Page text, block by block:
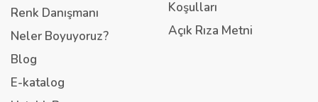
Renk Danışmanı
Neler Boyuyoruz?
Blog
E-katalog
Koşulları
Açık Rıza Metni